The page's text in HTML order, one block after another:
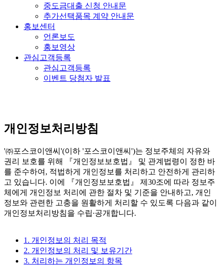
중도금대출 신청 안내문
추가선택품목 계약 안내문
홍보센터
언론보도
홍보영상
관심고객등록
관심고객등록
이벤트 당첨자 발표
개인정보처리방침
'㈜포스코이앤씨'(이하 '포스코이앤씨')는 정보주체의 자유와
권리 보호를 위해 『개인정보보호법』 및 관계법령이 정한 바
를 준수하여, 적법하게 개인정보를 처리하고 안전하게 관리하
고 있습니다. 이에 『개인정보보호법』 제30조에 따라 정보주
체에게 개인정보 처리에 관한 절차 및 기준을 안내하고, 개인
정보와 관련한 고충을 원활하게 처리할 수 있도록 다음과 같이
개인정보처리방침을 수립∙공개합니다.
1. 개인정보의 처리 목적
2. 개인정보의 처리 및 보유기간
3. 처리하는 개인정보의 항목